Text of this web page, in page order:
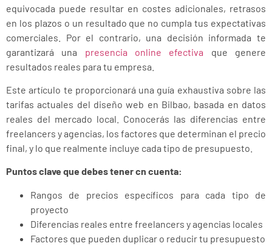
equivocada puede resultar en costes adicionales, retrasos
en los plazos o un resultado que no cumpla tus expectativas
comerciales. Por el contrario, una decisión informada te
garantizará una presencia online efectiva que genere
resultados reales para tu empresa.
Este artículo te proporcionará una guía exhaustiva sobre las
tarifas actuales del diseño web en Bilbao, basada en datos
reales del mercado local. Conocerás las diferencias entre
freelancers y agencias, los factores que determinan el precio
final, y lo que realmente incluye cada tipo de presupuesto.
Puntos clave que debes tener cn cuenta:
Rangos de precios específicos para cada tipo de
proyecto
Diferencias reales entre freelancers y agencias locales
Factores que pueden duplicar o reducir tu presupuesto